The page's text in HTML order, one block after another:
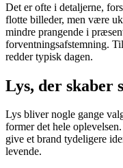
Det er ofte i detaljerne,
flotte billeder, men være
mindre prangende i
forventningsafstemning.
redder typisk dagen.
Lys, der skaber
Lys bliver nogle gange
former det hele
give et brand tydeligere
levende.